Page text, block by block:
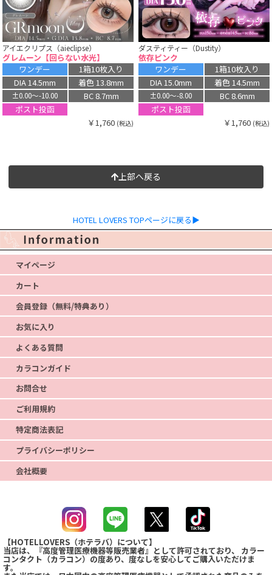
アイエクリプス（aieclipse）
グレムーン【回らない水光】
ワンデー
1箱10枚入り
DIA 14.5mm
着色 13.8mm
±0.00〜-10.00
BC 8.7mm
ポスト投函
￥1,760 (税込)
ダスティティー（Dustity）
依存ピンク
ワンデー
1箱10枚入り
DIA 15.0mm
着色 14.5mm
±0.00〜-8.00
BC 8.6mm
ポスト投函
￥1,760 (税込)
上部へ戻る
HOTEL LOVERS TOPページに戻る▶
マイページ
カート
会員登録（無料/特典あり）
お気に入り
よくある質問
カラコンガイド
お問合せ
ご利用規約
特定商法表記
プライバシーポリシー
会社概要
【HOTELLOVERS（ホテラバ）について】
当店は、『高度管理医療機器等販売業者』として許可されており、 カラー
コンタクト（カラコン）の度あり、度なしを安心してご購入いただけま
す。